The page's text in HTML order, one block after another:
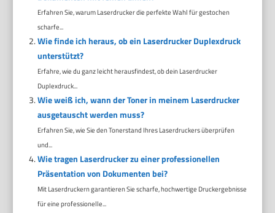
Erfahren Sie, warum Laserdrucker die perfekte Wahl für gestochen
scharfe...
Wie finde ich heraus, ob ein Laserdrucker Duplexdruck
unterstützt?
Erfahre, wie du ganz leicht herausfindest, ob dein Laserdrucker
Duplexdruck...
Wie weiß ich, wann der Toner in meinem Laserdrucker
ausgetauscht werden muss?
Erfahren Sie, wie Sie den Tonerstand Ihres Laserdruckers überprüfen
und...
Wie tragen Laserdrucker zu einer professionellen
Präsentation von Dokumenten bei?
Mit Laserdruckern garantieren Sie scharfe, hochwertige Druckergebnisse
für eine professionelle...